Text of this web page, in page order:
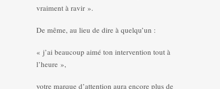
vraiment à ravir ».
De même, au lieu de dire à quelqu’un :
« j’ai beaucoup aimé ton intervention tout à
l’heure »,
votre marque d’attention aura encore plus de